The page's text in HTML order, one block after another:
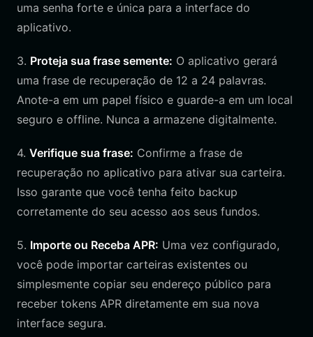
uma senha forte e única para a interface do
aplicativo.
3. Proteja sua frase semente: O aplicativo gerará
uma frase de recuperação de 12 a 24 palavras.
Anote-a em um papel físico e guarde-a em um local
seguro e offline. Nunca a armazene digitalmente.
4. Verifique sua frase: Confirme a frase de
recuperação no aplicativo para ativar sua carteira.
Isso garante que você tenha feito backup
corretamente do seu acesso aos seus fundos.
5. Importe ou Receba APR: Uma vez configurado,
você pode importar carteiras existentes ou
simplesmente copiar seu endereço público para
receber tokens APR diretamente em sua nova
interface segura.